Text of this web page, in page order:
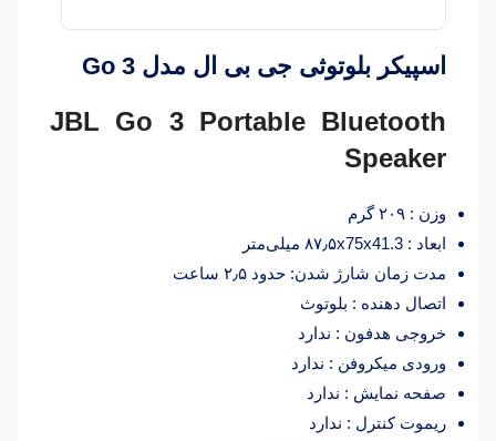
اسپیکر بلوتوثی جی بی ال مدل Go 3
JBL Go 3 Portable Bluetooth
Speaker
وزن : ۲۰۹ گرم
ابعاد : ۸۷٫۵x75x41.3 میلی‌متر
مدت زمان شارژ شدن: حدود ۲٫۵ ساعت
اتصال دهنده : بلوتوث
خروجی هدفون : ندارد
ورودی میکروفن : ندارد
صفحه نمایش : ندارد
ریموت کنترل : ندارد